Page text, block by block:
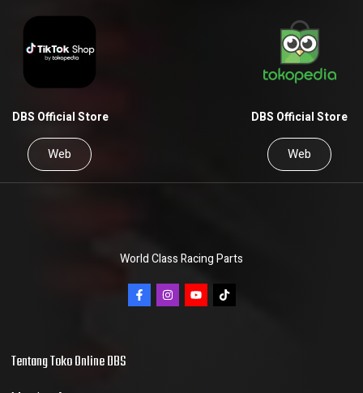
DBS Official Store
Web
DBS Official Store
Web
World Class Racing Parts
Tentang Toko Online DBS